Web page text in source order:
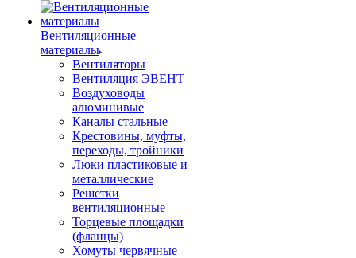
Вентиляционные
материалы
Вентиляторы
Вентиляция ЭВЕНТ
Воздуховоды
алюминивые
Каналы стальные
Крестовины, муфты,
переходы, тройники
Люки пластиковые и
металлические
Решетки
вентиляционные
Торцевые площадки
(фланцы)
Хомуты червячные